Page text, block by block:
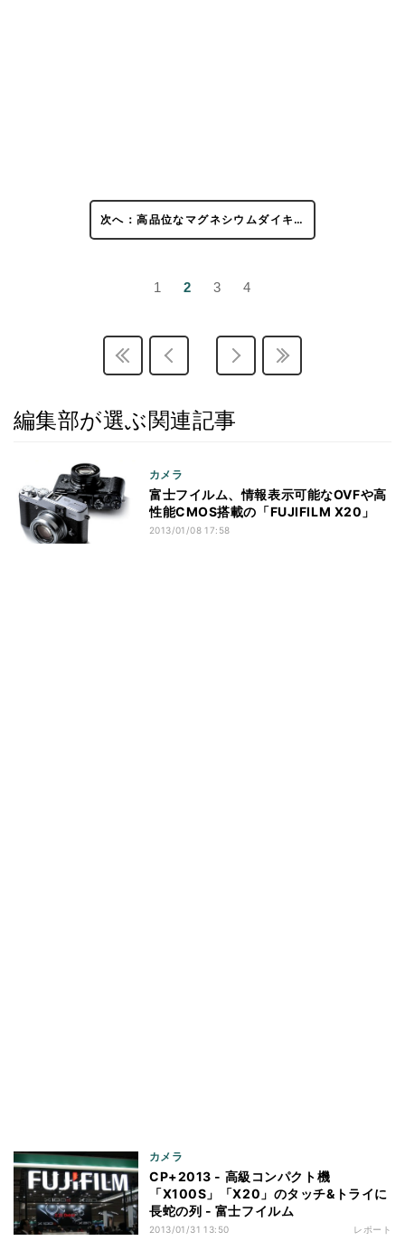
次へ：高品位なマグネシウムダイキ…
1 2 3 4
編集部が選ぶ関連記事
カメラ
富士フイルム、情報表示可能なOVFや高
性能CMOS搭載の「FUJIFILM X20」
2013/01/08 17:58
カメラ
CP+2013 - 高級コンパクト機
「X100S」「X20」のタッチ&トライに
長蛇の列 - 富士フイルム
2013/01/31 13:50 レポート